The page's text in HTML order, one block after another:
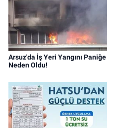
Arsuz'da İş Yeri Yangını Paniğe
Neden Oldu!